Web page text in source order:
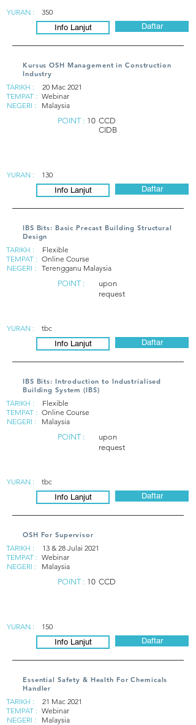
YURAN :
350
Info Lanjut
Daftar
Kursus OSH Management in Construction
Industry
TARIKH :
20 Mac 2021
TEMPAT : Webinar
NEGERI :
Malaysia
POINT : 10 CCD
CIDB
YURAN :
130
Info Lanjut
Daftar
IBS Bits: Basic Precast Building Structural
Design
TARIKH :
Flexible
TEMPAT : Online Course
NEGERI :
Terengganu Malaysia
POINT :
upon
request
YURAN :
tbc
Info Lanjut
Daftar
IBS Bits: Introduction to Industrialised
Building System (IBS)
TARIKH :
Flexible
TEMPAT : Online Course
NEGERI :
Malaysia
POINT :
upon
request
YURAN :
tbc
Info Lanjut
Daftar
OSH For Supervisor
TARIKH :
13 & 28 Julai 2021
TEMPAT : Webinar
NEGERI :
Malaysia
POINT : 10 CCD
YURAN :
150
Info Lanjut
Daftar
Essential Safety & Health For Chemicals
Handler
TARIKH :
21 Mac 2021
TEMPAT : Webinar
NEGERI :
Malaysia